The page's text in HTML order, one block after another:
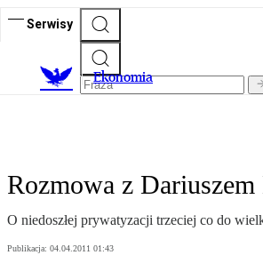
Serwisy
Ekonomia
Rozmowa z
O niedoszłej prywatyzacji trzeciej co do
Publikacja: 04.04.2011 01:43